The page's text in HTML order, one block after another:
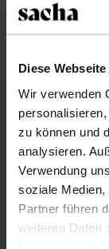
Diese
Wir verwenden
zu können und
analysieren.
Verwendung
soziale Medien,
Partner führen
weiteren Daten
Was